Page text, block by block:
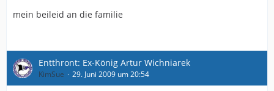
mein beileid an die familie
Entthront: Ex-König Artur Wichniarek
KimSue 29. Juni 2009 um 20:54